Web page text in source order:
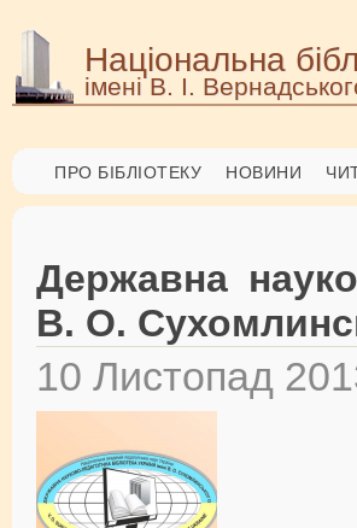
Національна
імені В. І.
ПРО БІБЛІОТЕКУ НОВИНИ
Державна
В. О.
10 Листопад